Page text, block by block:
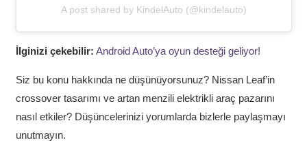
A post shared by KindelAuto (@kindelauto)
İlginizi çekebilir: Android Auto’ya oyun desteği geliyor!
Siz bu konu hakkında ne düşünüyorsunuz? Nissan Leaf’in
crossover tasarımı ve artan menzili elektrikli araç pazarını
nasıl etkiler? Düşüncelerinizi yorumlarda bizlerle paylaşmayı
unutmayın.